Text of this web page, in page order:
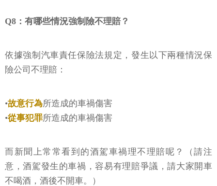
Q8：有哪些情況強制險不理賠？
依據強制汽車責任保險法規定，發生以下兩種情況保
險公司不理賠：
•故意行為所造成的車禍傷害
•從事犯罪所造成的車禍傷害
而新聞上常常看到的酒駕車禍理不理賠呢？（請注
意，酒駕發生的車禍，容易有理賠爭議，請大家開車
不喝酒，酒後不開車。）